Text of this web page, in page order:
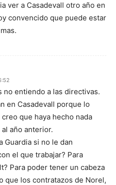
ver a Casadevall otro año en
convencido que puede estar
no entiendo a las directivas.
en Casadevall porque lo
que haya hecho nada
año anterior.
Guardia si no le dan
el que trabajar? Para
Para poder tener un cabeza
que los contratazos de Norel,